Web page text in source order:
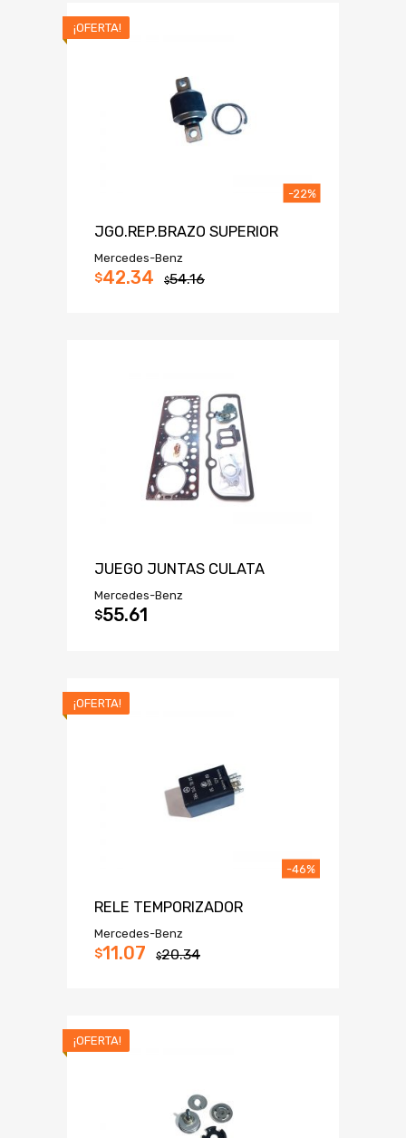
¡OFERTA!
JGO.REP.BRAZO SUPERIOR
Mercedes-Benz
$54.16
$42.34
-22%
JUEGO JUNTAS CULATA
Mercedes-Benz
$55.61
¡OFERTA!
RELE TEMPORIZADOR
Mercedes-Benz
$20.34
$11.07
-46%
¡OFERTA!